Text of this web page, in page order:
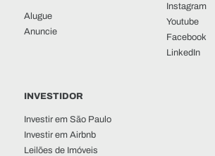
Alugue
Anuncie
Instagram
Youtube
Facebook
LinkedIn
INVESTIDOR
Investir em São Paulo
Investir em Airbnb
Leilões de Imóveis